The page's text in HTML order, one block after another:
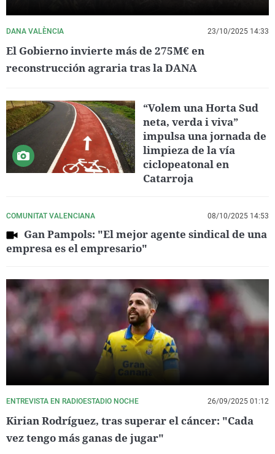
DANA VALÈNCIA 23/10/2025 14:33
El Gobierno invierte más de 275M€ en
reconstrucción agraria tras la DANA
“Volem una Horta Sud
neta, verda i viva”
impulsa una jornada de
limpieza de la vía
ciclopeatonal en
Catarroja
COMUNITAT VALENCIANA 08/10/2025 14:53
Gan Pampols: "El mejor agente sindical de una
empresa es el empresario"
ENTREVISTA EN RADIOESTADIO NOCHE 26/09/2025 01:12
Kirian Rodríguez, tras superar el cáncer: "Cada
vez tengo más ganas de jugar"